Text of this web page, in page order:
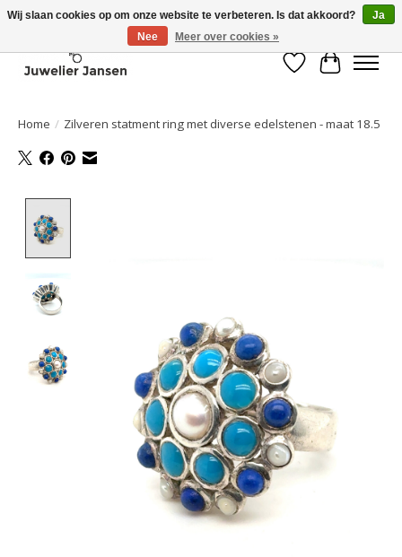
Verlanglijst
Home / Zilveren statment ring met diverse edelstenen - maat 18.5
Wij slaan cookies op om onze website te verbeteren. Is dat akkoord?
Ja
Nee
Meer over cookies »